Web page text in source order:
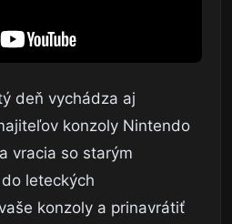
deň vychádza aj
konzoly Nintendo
vracia so starým
leteckých
konzoly a prinavrátiť